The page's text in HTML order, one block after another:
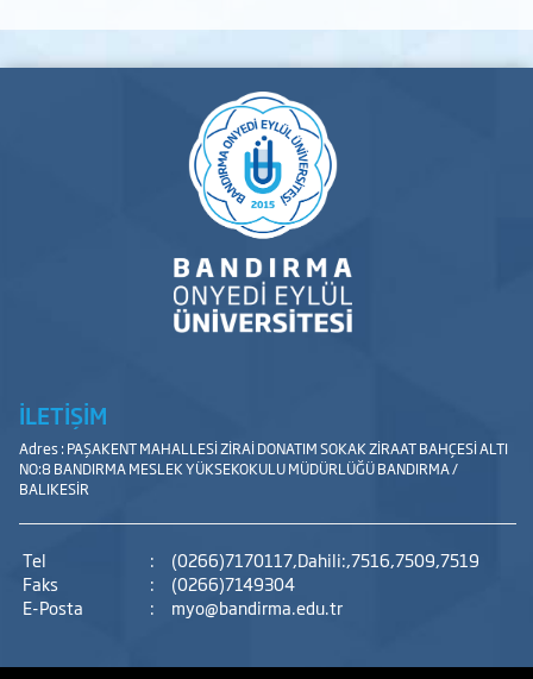
İLETİŞİM
Adres : PAŞAKENT MAHALLESİ ZİRAİ DONATIM SOKAK ZİRAAT BAHÇESİ ALTI
NO:8 BANDIRMA MESLEK YÜKSEKOKULU MÜDÜRLÜĞÜ BANDIRMA /
BALIKESİR
Tel :
(0266)7170117,Dahili:,7516,7509,7519
Faks
:
(0266)7149304
E-Posta
: myo@bandirma.edu.tr